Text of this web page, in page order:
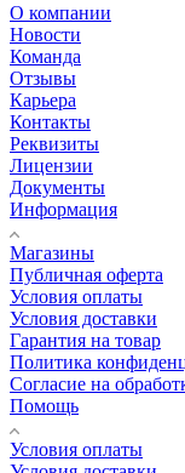
О компании
Новости
Команда
Отзывы
Карьера
Контакты
Реквизиты
Лицензии
Документы
Информация
Магазины
Публичная оферта
Условия оплаты
Условия доставки
Гарантия на товар
Политика
Согласие на
Помощь
Условия оплаты